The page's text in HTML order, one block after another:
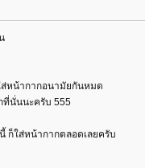
หน้ากากอนามัยกันหมด
ที่นั่นนะครับ 555
ก็ใส่หน้ากากตลอดเลยครับ